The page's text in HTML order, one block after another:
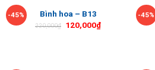
-45% Bình hoa – B13
220,000₫ 120,000₫
-45%